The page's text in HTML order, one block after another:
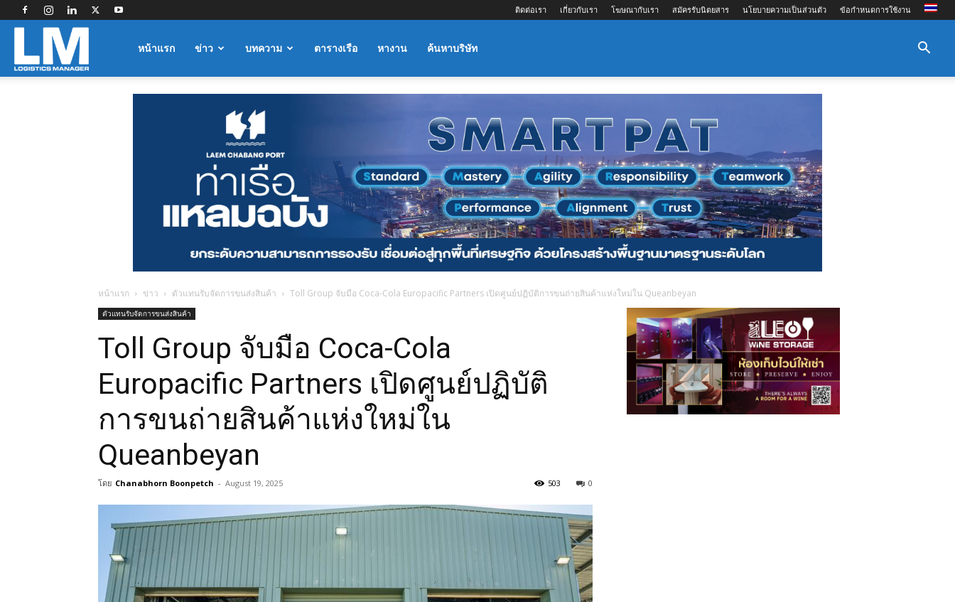
ติดต่อเรา เกี่ยวกับเรา โฆษณากับเรา สมัครรับนิตยสาร นโยบายความเป็นส่วนตัว ข้อกำหนดการใช้งาน
Logisticsหน้าแรก ข่าว บทความ ตารางเรือ หางาน ค้นหาบริษัท
หน้าแรก ข่าว ตัวแทนรับจัดการขนส่งสินค้า Toll Group จับมือ Coca-Cola Europacific Partners เปิดศูนย์ปฏิบัติการขนถ่ายสินค้าแห่งใหม่ใน Queanbeyan
ตัวแทนรับจัดการขนส่งสินค้า
Toll Group จับมือ Coca-Cola
Europacific Partners เปิดศูนย์ปฏิบัติ
การขนถ่ายสินค้าแห่งใหม่ใน
Queanbeyan
โดย Chanabhorn Boonpetch - August 19, 2025 0
503